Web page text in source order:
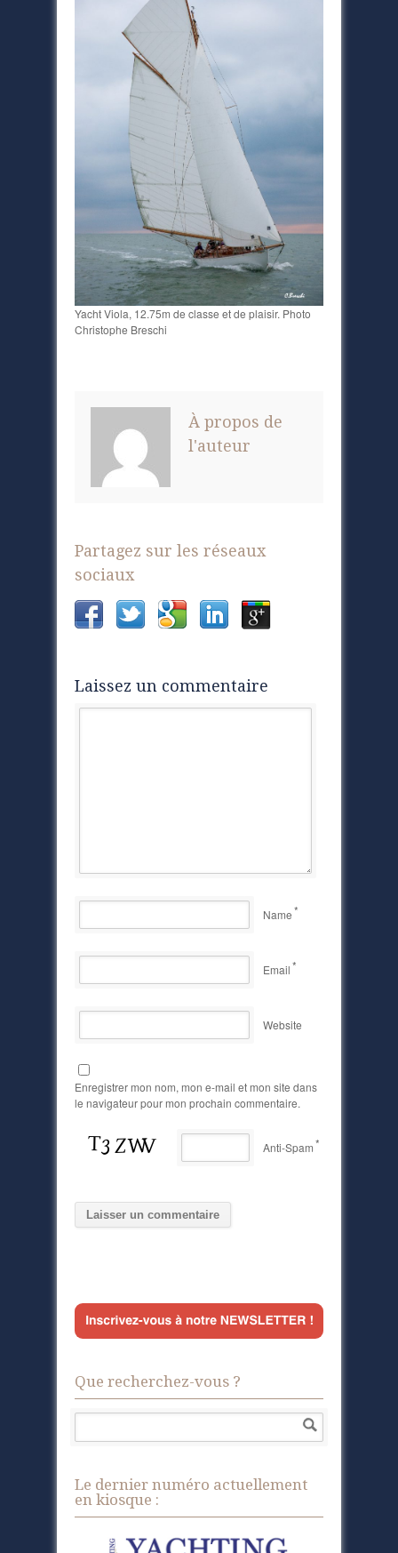
Yacht Viola, 12.75m de classe et de plaisir. Photo
Christophe Breschi
À propos de
l'auteur
Partagez sur les réseaux
sociaux
Laissez un commentaire
Name*
Email*
Website
Enregistrer mon nom, mon e-mail et mon site dans
le navigateur pour mon prochain commentaire.
Anti-Spam*
Que recherchez-vous ?
Le dernier numéro actuellement
en kiosque :